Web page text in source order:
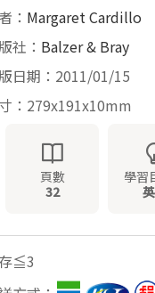
： Margaret Cardillo
社： Balzer & Bray
日期：2011/01/15
：279x191x10mm
頁數
32
學習
≦3